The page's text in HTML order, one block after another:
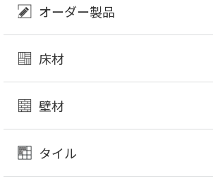
オーダー製品
床材
壁材
タイル